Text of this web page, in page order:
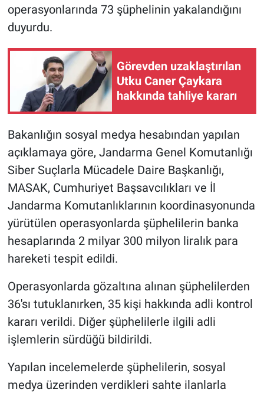
operasyonlarında 73 şüphelinin yakalandığını
duyurdu.
Görevden uzaklaştırılan
Utku Caner Çaykara
hakkında tahliye kararı
Bakanlığın sosyal medya hesabından yapılan
açıklamaya göre, Jandarma Genel Komutanlığı
Siber Suçlarla Mücadele Daire Başkanlığı,
MASAK, Cumhuriyet Başsavcılıkları ve İl
Jandarma Komutanlıklarının koordinasyonunda
yürütülen operasyonlarda şüphelilerin banka
hesaplarında 2 milyar 300 milyon liralık para
hareketi tespit edildi.
Operasyonlarda gözaltına alınan şüphelilerden
36'sı tutuklanırken, 35 kişi hakkında adli kontrol
kararı verildi. Diğer şüphelilerle ilgili adli
işlemlerin sürdüğü bildirildi.
Yapılan incelemelerde şüphelilerin, sosyal
medya üzerinden verdikleri sahte ilanlarla